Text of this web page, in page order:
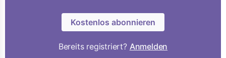
Kostenlos abonnieren
Bereits registriert? Anmelden